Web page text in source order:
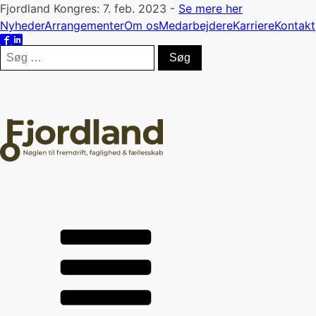
Fjordland Kongres: 7. feb. 2023 - Se mere her
NyhederArrangementerOm osMedarbejdereKarriereKontakt
Søg
efter: